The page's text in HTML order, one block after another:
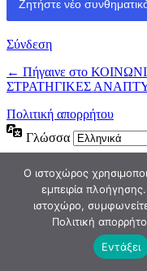
Σύνδεση
← Πήγαινε στο
ΣΤΡΑΤΗΓΙΚΕΣ
Πολιτική απορρήτου
Γλώσσα
Ο ιστοχώρος
εμπειρία
ιστοχώρο,
Πολιτική
Εντάξει